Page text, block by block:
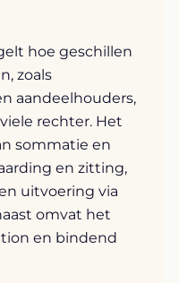
hoe geschillen
zoals
aandeelhouders,
rechter. Het
sommatie en
en zitting,
uitvoering via
omvat het
en bindend